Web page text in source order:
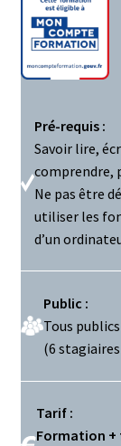
Pré-requis :
Savoir lire,
comprendre,
Ne pas être
utiliser les
d’un
Public :
Tous publics
(6
Tarif :
Formation +